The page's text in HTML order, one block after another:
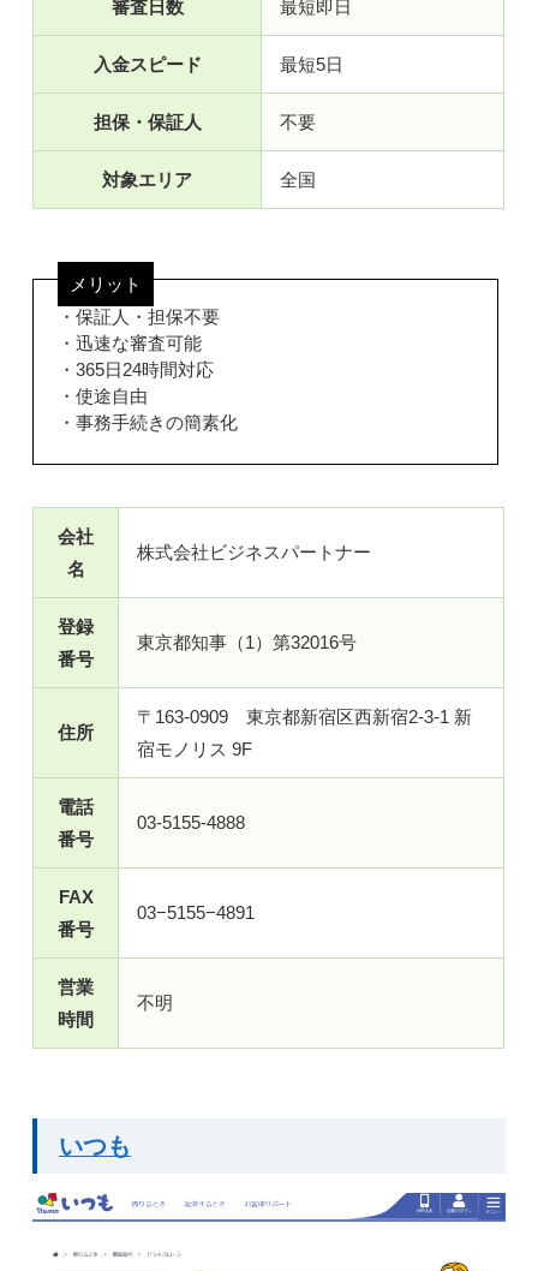
審査日数 最短即日
入金スピード 最短5日
担保・保証人 不要
対象エリア 全国
メリット
・保証人・担保不要
・迅速な審査可能
・365日24時間対応
・使途自由
・事務手続きの簡素化
会社
名
株式会社ビジネスパートナー
登録
番号
東京都知事（1）第32016号
住所
〒163-0909 東京都新宿区西新宿2-3-1 新
宿モノリス 9F
電話
番号
03-5155-4888
FAX
番号
03−5155−4891
営業
時間
不明
いつも